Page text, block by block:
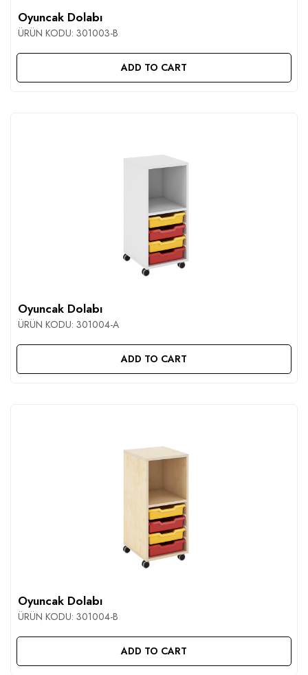
Oyuncak Dolabı
ÜRÜN KODU: 301003-B
ADD TO CART
Oyuncak Dolabı
ÜRÜN KODU: 301004-A
ADD TO CART
Oyuncak Dolabı
ÜRÜN KODU: 301004-B
ADD TO CART